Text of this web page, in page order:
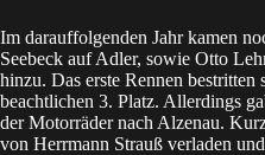
Im darauffolgenden Jahr kamen
Seebeck auf Adler, sowie Otto
hinzu. Das erste Rennen
beachtlichen 3. Platz. Allerdings
der Motorräder nach Alzenau.
von Herrmann Strauß verladen